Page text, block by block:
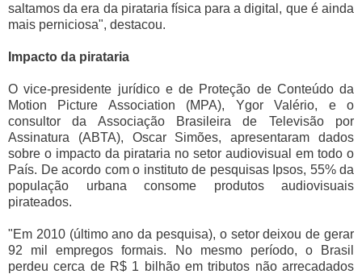
saltamos da era da pirataria física para a digital, que é ainda
mais perniciosa", destacou.
Impacto da pirataria
O vice-presidente jurídico e de Proteção de Conteúdo da
Motion Picture Association (MPA), Ygor Valério, e o
consultor da Associação Brasileira de Televisão por
Assinatura (ABTA), Oscar Simões, apresentaram dados
sobre o impacto da pirataria no setor audiovisual em todo o
País. De acordo com o instituto de pesquisas Ipsos, 55% da
população urbana consome produtos audiovisuais
pirateados.
"Em 2010 (último ano da pesquisa), o setor deixou de gerar
92 mil empregos formais. No mesmo período, o Brasil
perdeu cerca de R$ 1 bilhão em tributos não arrecadados